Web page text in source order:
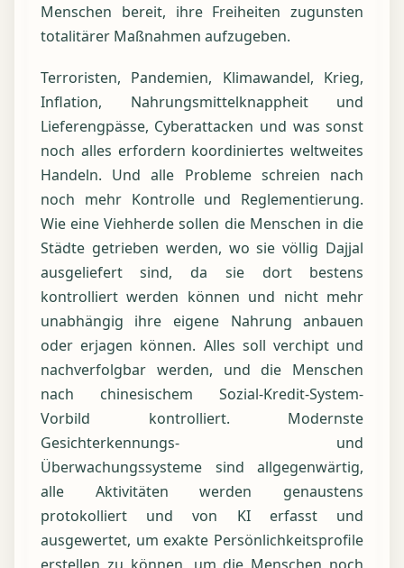
Menschen bereit, ihre Freiheiten zugunsten
totalitärer Maßnahmen aufzugeben.
Terroristen, Pandemien, Klimawandel, Krieg,
Inflation, Nahrungsmittelknappheit und
Lieferengpässe, Cyberattacken und was sonst
noch alles erfordern koordiniertes weltweites
Handeln. Und alle Probleme schreien nach
noch mehr Kontrolle und Reglementierung.
Wie eine Viehherde sollen die Menschen in die
Städte getrieben werden, wo sie völlig Dajjal
ausgeliefert sind, da sie dort bestens
kontrolliert werden können und nicht mehr
unabhängig ihre eigene Nahrung anbauen
oder erjagen können. Alles soll verchipt und
nachverfolgbar werden, und die Menschen
nach chinesischem Sozial-Kredit-System-
Vorbild kontrolliert. Modernste
Gesichterkennungs- und
Überwachungssysteme sind allgegenwärtig,
alle Aktivitäten werden genaustens
protokolliert und von KI erfasst und
ausgewertet, um exakte Persönlichkeitsprofile